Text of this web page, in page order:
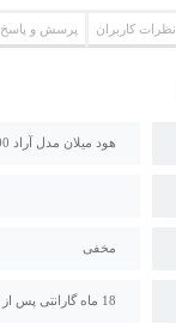
نظرات کاربران پرسش و پاسخ
هود میلان مدل آراد 3000
مخفی
18 ماه گارانتی پس از نصب